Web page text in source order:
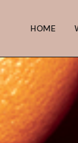
HOME